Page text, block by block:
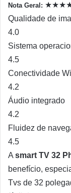
Nota Geral: ★★★
Qualidade de
4.0
Sistema
4.5
Conectividade
4.2
Áudio integrado
4.2
Fluidez de
4.5
A smart TV 32
benefício,
Tvs de 32